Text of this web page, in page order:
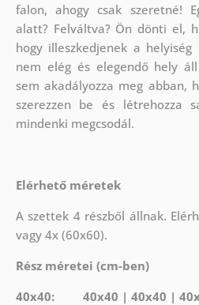
falon, ahogy csak szeretné!
alatt? Felváltva? Ön dönti el,
hogy illeszkedjenek a
nem elég és elegendő hely
sem akadályozza meg abban,
szerezzen be és létrehozza
mindenki megcsodál.
Elérhető méretek
A szettek 4 részből állnak.
vagy 4x (60x60).
Rész méretei (cm-ben)
40x40: 40x40 | 40x40 |